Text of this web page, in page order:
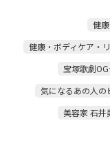
健
健康・ボディケア・
宝塚歌劇
気になるあの人の
美容家 石井